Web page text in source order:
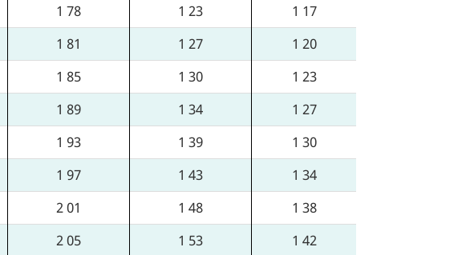
1 78 1 23
1 17
1 81 1 27
1 20
1 85 1 30
1 23
1 89 1 34
1 27
1 93 1 39
1 30
1 97 1 43
1 34
2 01 1 48
1 38
2 05 1 53
1 42